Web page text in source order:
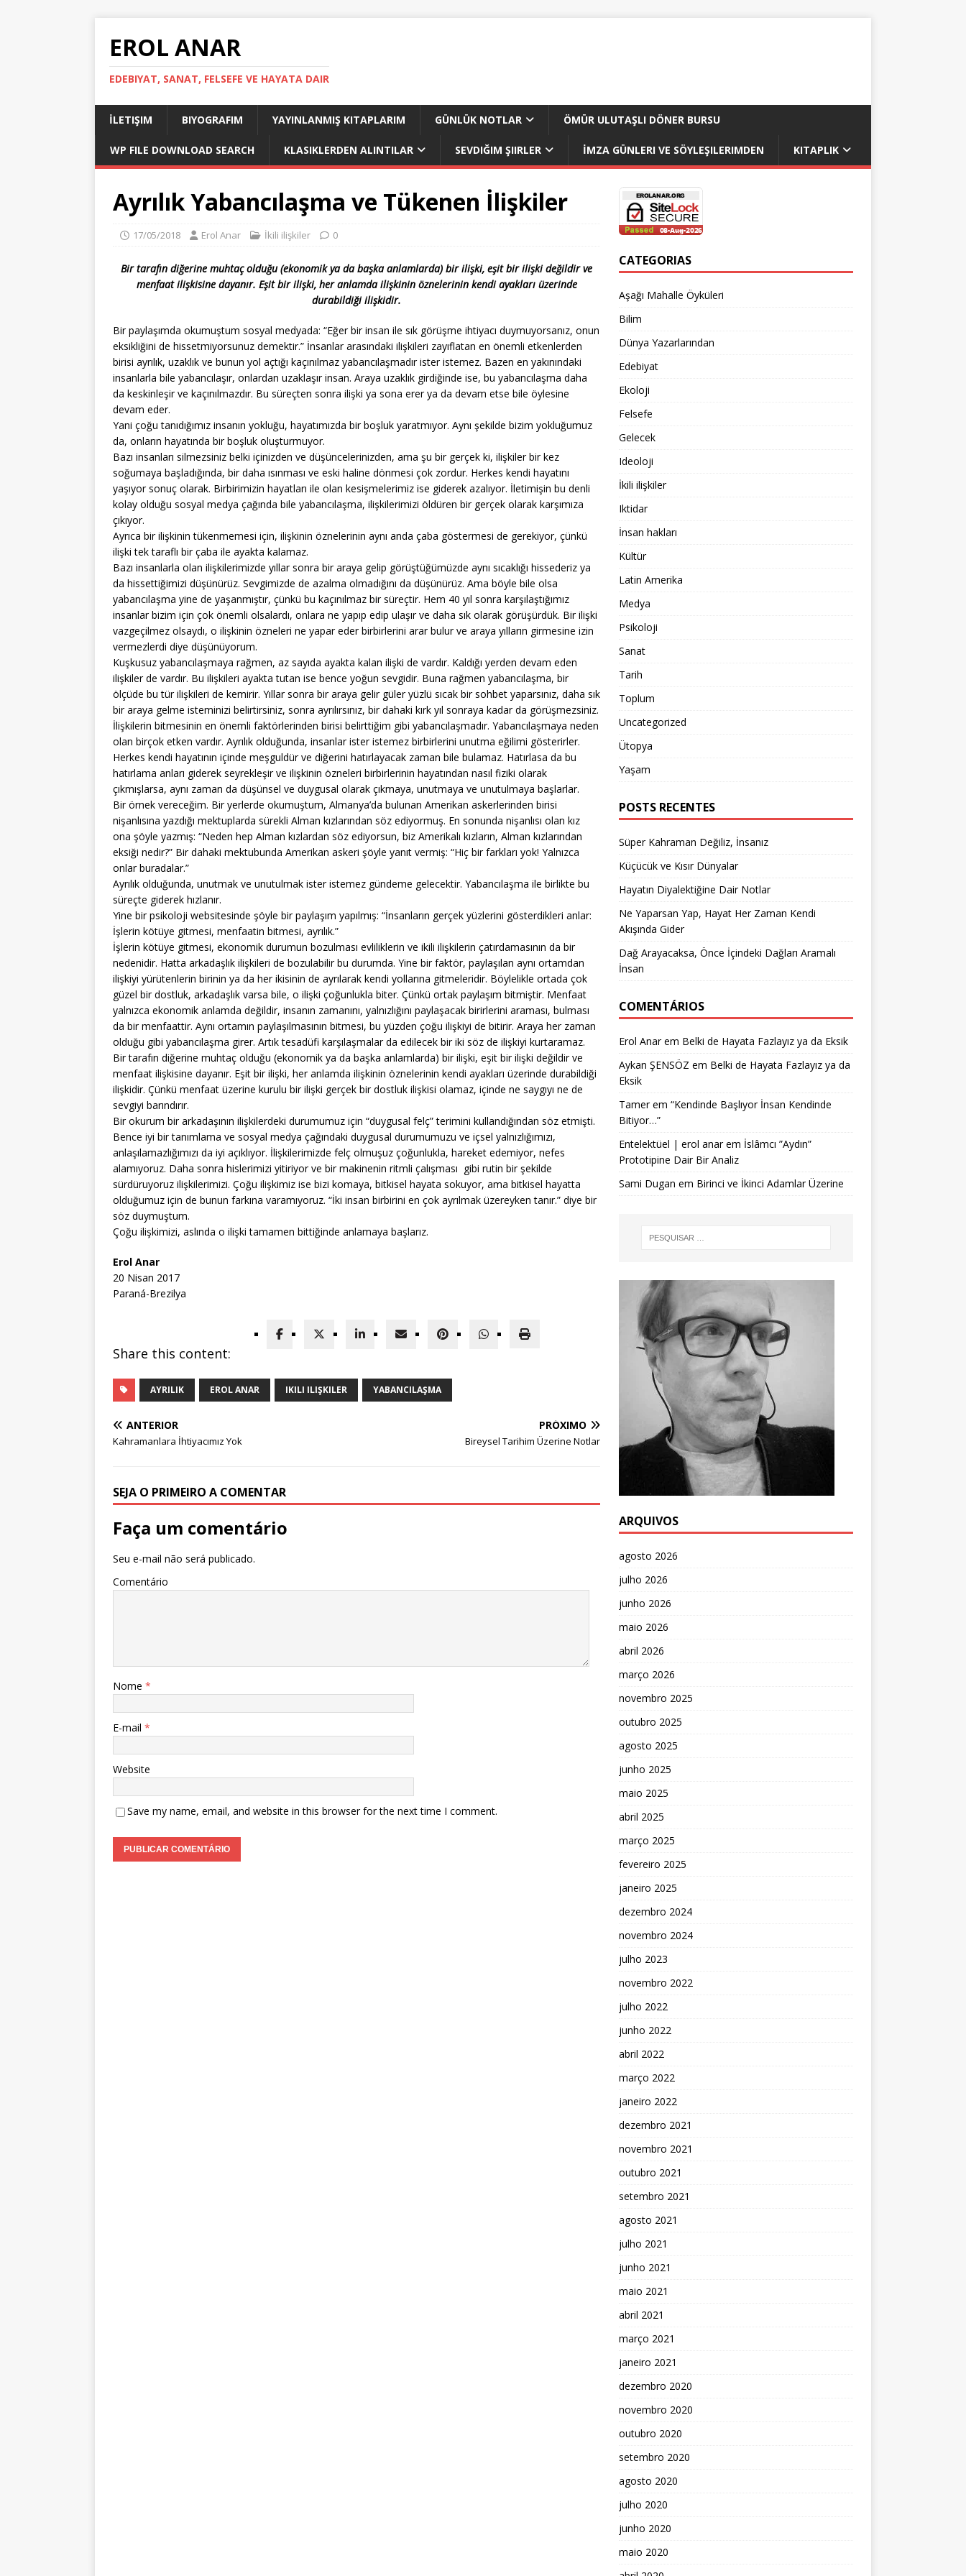
EROL ANAR
EDEBIYAT, SANAT, FELSEFE VE HAYATA DAIR
İLETIŞIM BIYOGRAFIM YAYINLANMIŞ KITAPLARIM GÜNLÜK NOTLAR ÖMÜR ULUTAŞLI DÖNER BURSU
WP FILE DOWNLOAD SEARCH KLASIKLERDEN ALINTILAR SEVDIĞIM ŞIIRLER İMZA GÜNLERI VE SÖYLEŞILERIMDEN KITAPLIK
Ayrılık Yabancılaşma ve Tükenen İlişkiler
17/05/2018 Erol Anar İkili ilişkiler 0
Bir tarafın diğerine muhtaç olduğu (ekonomik ya da başka anlamlarda) bir ilişki, eşit bir ilişki değildir ve
menfaat ilişkisine dayanır. Eşit bir ilişki, her anlamda ilişkinin öznelerinin kendi ayakları üzerinde
durabildiği ilişkidir.
Bir paylaşımda okumuştum sosyal medyada: “Eğer bir insan ile sık görüşme ihtiyacı duymuyorsanız, onun
eksikliğini de hissetmiyorsunuz demektir.” İnsanlar arasındaki ilişkileri zayıflatan en önemli etkenlerden
birisi ayrılık, uzaklık ve bunun yol açtığı kaçınılmaz yabancılaşmadır ister istemez. Bazen en yakınındaki
insanlarla bile yabancılaşır, onlardan uzaklaşır insan. Araya uzaklık girdiğinde ise, bu yabancılaşma daha
da keskinleşir ve kaçınılmazdır. Bu süreçten sonra ilişki ya sona erer ya da devam etse bile öylesine
devam eder.
Yani çoğu tanıdığımız insanın yokluğu, hayatımızda bir boşluk yaratmıyor. Aynı şekilde bizim yokluğumuz
da, onların hayatında bir boşluk oluşturmuyor.
Bazı insanları silmezsiniz belki içinizden ve düşüncelerinizden, ama şu bir gerçek ki, ilişkiler bir kez
soğumaya başladığında, bir daha ısınması ve eski haline dönmesi çok zordur. Herkes kendi hayatını
yaşıyor sonuç olarak. Birbirimizin hayatları ile olan kesişmelerimiz ise giderek azalıyor. İletimişin bu denli
kolay olduğu sosyal medya çağında bile yabancılaşma, ilişkilerimizi öldüren bir gerçek olarak karşımıza
çıkıyor.
Ayrıca bir ilişkinin tükenmemesi için, ilişkinin öznelerinin aynı anda çaba göstermesi de gerekiyor, çünkü
ilişki tek taraflı bir çaba ile ayakta kalamaz.
Bazı insanlarla olan ilişkilerimizde yıllar sonra bir araya gelip görüştüğümüzde aynı sıcaklığı hissederiz ya
da hissettiğimizi düşünürüz. Sevgimizde de azalma olmadığını da düşünürüz. Ama böyle bile olsa
yabancılaşma yine de yaşanmıştır, çünkü bu kaçınılmaz bir süreçtir. Hem 40 yıl sonra karşılaştığımız
insanlar bizim için çok önemli olsalardı, onlara ne yapıp edip ulaşır ve daha sık olarak görüşürdük. Bir ilişki
vazgeçilmez olsaydı, o ilişkinin özneleri ne yapar eder birbirlerini arar bulur ve araya yılların girmesine izin
vermezlerdi diye düşünüyorum.
Kuşkusuz yabancılaşmaya rağmen, az sayıda ayakta kalan ilişki de vardır. Kaldığı yerden devam eden
ilişkiler de vardır. Bu ilişkileri ayakta tutan ise bence yoğun sevgidir. Buna rağmen yabancılaşma, bir
ölçüde bu tür ilişkileri de kemirir. Yıllar sonra bir araya gelir güler yüzlü sıcak bir sohbet yaparsınız, daha sık
bir araya gelme isteminizi belirtirsiniz, sonra ayrılırsınız, bir dahaki kırk yıl sonraya kadar da görüşmezsiniz.
İlişkilerin bitmesinin en önemli faktörlerinden birisi belirttiğim gibi yabancılaşmadır. Yabancılaşmaya neden
olan birçok etken vardır. Ayrılık olduğunda, insanlar ister istemez birbirlerini unutma eğilimi gösterirler.
Herkes kendi hayatının içinde meşguldür ve diğerini hatırlayacak zaman bile bulamaz. Hatırlasa da bu
hatırlama anları giderek seyrekleşir ve ilişkinin özneleri birbirlerinin hayatından nasıl fiziki olarak
çıkmışlarsa, aynı zaman da düşünsel ve duygusal olarak çıkmaya, unutmaya ve unutulmaya başlarlar.
Bir örnek vereceğim. Bir yerlerde okumuştum, Almanya’da bulunan Amerikan askerlerinden birisi
nişanlısına yazdığı mektuplarda sürekli Alman kızlarından söz ediyormuş. En sonunda nişanlısı olan kız
ona şöyle yazmış: “Neden hep Alman kızlardan söz ediyorsun, biz Amerikalı kızların, Alman kızlarından
eksiği nedir?” Bir dahaki mektubunda Amerikan askeri şöyle yanıt vermiş: “Hiç bir farkları yok! Yalnızca
onlar buradalar.”
Ayrılık olduğunda, unutmak ve unutulmak ister istemez gündeme gelecektir. Yabancılaşma ile birlikte bu
süreçte giderek hızlanır.
Yine bir psikoloji websitesinde şöyle bir paylaşım yapılmış: “İnsanların gerçek yüzlerini gösterdikleri anlar:
İşlerin kötüye gitmesi, menfaatin bitmesi, ayrılık.”
İşlerin kötüye gitmesi, ekonomik durumun bozulması evliliklerin ve ikili ilişkilerin çatırdamasının da bir
nedenidir. Hatta arkadaşlık ilişkileri de bozulabilir bu durumda. Yine bir faktör, paylaşılan aynı ortamdan
ilişkiyi yürütenlerin birinin ya da her ikisinin de ayrılarak kendi yollarına gitmeleridir. Böylelikle ortada çok
güzel bir dostluk, arkadaşlık varsa bile, o ilişki çoğunlukla biter. Çünkü ortak paylaşım bitmiştir. Menfaat
yalnızca ekonomik anlamda değildir, insanın zamanını, yalnızlığını paylaşacak birirlerini araması, bulması
da bir menfaattir. Aynı ortamın paylaşılmasının bitmesi, bu yüzden çoğu ilişkiyi de bitirir. Araya her zaman
olduğu gibi yabancılaşma girer. Artık tesadüfi karşılaşmalar da edilecek bir iki söz de ilişkiyi kurtaramaz.
Bir tarafın diğerine muhtaç olduğu (ekonomik ya da başka anlamlarda) bir ilişki, eşit bir ilişki değildir ve
menfaat ilişkisine dayanır. Eşit bir ilişki, her anlamda ilişkinin öznelerinin kendi ayakları üzerinde durabildiği
ilişkidir. Çünkü menfaat üzerine kurulu bir ilişki gerçek bir dostluk ilişkisi olamaz, içinde ne saygıyı ne de
sevgiyi barındırır.
Bir okurum bir arkadaşının ilişkilerdeki durumumuz için “duygusal felç” terimini kullandığından söz etmişti.
Bence iyi bir tanımlama ve sosyal medya çağındaki duygusal durumumuzu ve içsel yalnızlığımızı,
anlaşılamazlığımızı da iyi açıklıyor. İlişkilerimizde felç olmuşuz çoğunlukla, hareket edemiyor, nefes
alamıyoruz. Daha sonra hislerimizi yitiriyor ve bir makinenin ritmli çalışması gibi rutin bir şekilde
sürdüruyoruz ilişkilerimizi. Çoğu ilişkimiz ise bizi komaya, bitkisel hayata sokuyor, ama bitkisel hayatta
olduğumuz için de bunun farkına varamıyoruz. “İki insan birbirini en çok ayrılmak üzereyken tanır.” diye bir
söz duymuştum.
Çoğu ilişkimizi, aslında o ilişki tamamen bittiğinde anlamaya başlarız.
Erol Anar
20 Nisan 2017
Paraná-Brezilya
Share this content:
AYRILIK EROL ANAR IKILI ILIŞKILER YABANCILAŞMA
ANTERIOR
Kahramanlara İhtiyacımız Yok
PRÓXIMO
Bireysel Tarihim Üzerine Notlar
SEJA O PRIMEIRO A COMENTAR
Faça um comentário
Seu e-mail não será publicado.
Comentário
Nome *
E-mail *
Website
Save my name, email, and website in this browser for the next time I comment.
CATEGORIAS
Aşağı Mahalle Öyküleri
Bilim
Dünya Yazarlarından
Edebiyat
Ekoloji
Felsefe
Gelecek
Ideoloji
İkili ilişkiler
Iktidar
İnsan hakları
Kültür
Latin Amerika
Medya
Psikoloji
Sanat
Tarih
Toplum
Uncategorized
Ütopya
Yaşam
POSTS RECENTES
Süper Kahraman Değiliz, İnsanız
Küçücük ve Kısır Dünyalar
Hayatın Diyalektiğine Dair Notlar
Ne Yaparsan Yap, Hayat Her Zaman Kendi
Akışında Gider
Dağ Arayacaksa, Önce İçindeki Dağları Aramalı
İnsan
COMENTÁRIOS
Erol Anarem Belki de Hayata Fazlayız ya da Eksik
Aykan ŞENSÖZ em Belki de Hayata Fazlayız ya da
Eksik
Tamerem “Kendinde Başlıyor İnsan Kendinde
Bitiyor…”
Entelektüel | erol anarem İslâmcı ”Aydın”
Prototipine Dair Bir Analiz
Sami Dugan em Birinci ve İkinci Adamlar Üzerine
ARQUIVOS
agosto 2026
julho 2026
junho 2026
maio 2026
abril 2026
março 2026
novembro 2025
outubro 2025
agosto 2025
junho 2025
maio 2025
abril 2025
março 2025
fevereiro 2025
janeiro 2025
dezembro 2024
novembro 2024
julho 2023
novembro 2022
julho 2022
junho 2022
abril 2022
março 2022
janeiro 2022
dezembro 2021
novembro 2021
outubro 2021
setembro 2021
agosto 2021
julho 2021
junho 2021
maio 2021
abril 2021
março 2021
janeiro 2021
dezembro 2020
novembro 2020
outubro 2020
setembro 2020
agosto 2020
julho 2020
junho 2020
maio 2020